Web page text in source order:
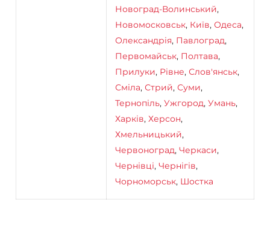
Новоград-Волинський,
Новомосковськ, Київ, Одеса,
Олександрія, Павлоград,
Первомайськ, Полтава,
Прилуки, Рівне, Слов'янськ,
Сміла, Стрий, Суми,
Тернопіль, Ужгород, Умань,
Харків, Херсон,
Хмельницький,
Червоноград, Черкаси,
Чернівці, Чернігів,
Чорноморськ, Шостка